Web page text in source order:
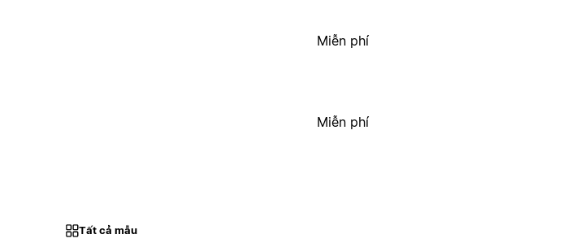
Miễn phí
Miễn phí
Tất cả mẫu